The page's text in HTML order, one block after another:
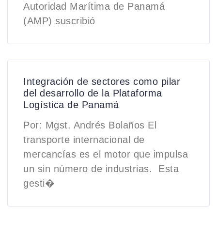
Autoridad Marítima de Panamá
(AMP) suscribió
Integración de sectores como pilar
del desarrollo de la Plataforma
Logística de Panamá
Por: Mgst. Andrés Bolaños El
transporte internacional de
mercancías es el motor que impulsa
un sin número de industrias. Esta
gesti�